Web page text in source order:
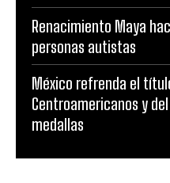
Renacimiento Maya
personas autistas
México refrenda el
Centroamericanos y
medallas